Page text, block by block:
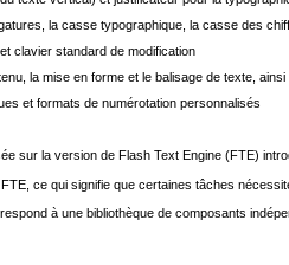
la casse typographique, la casse des
clavier standard de modification
la mise en forme et le balisage de texte,
et formats de numérotation personnalisés
sur la version de Flash Text Engine (FTE)
ce qui signifie que certaines tâches
à une bibliothèque de composants